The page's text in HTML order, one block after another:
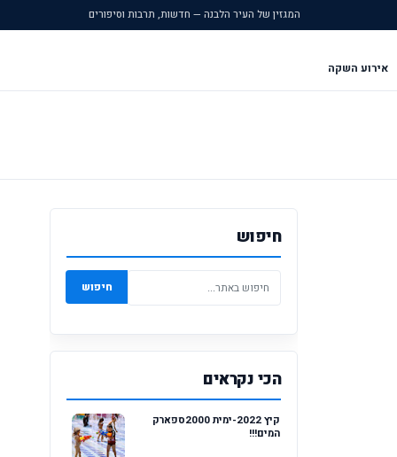
המגזין של העיר הלבנה — חדשות, תרבות וסיפורים
אירוע השקה
חיפוש
חיפוש
הכי נקראים
קיץ 2022-ימית 2000ספארק
המים!!!